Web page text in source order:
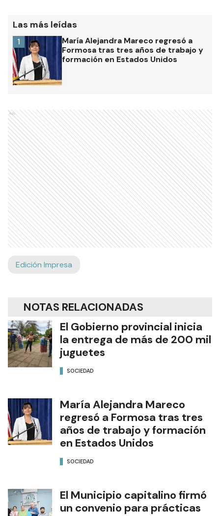
Las más leídas
María Alejandra Mareco regresó a
Formosa tras tres años de trabajo y
formación en Estados Unidos
1
Ads
Edición Impresa
NOTAS RELACIONADAS
El Gobierno provincial inicia
la entrega de más de 200 mil
juguetes
SOCIEDAD
María Alejandra Mareco
regresó a Formosa tras tres
años de trabajo y formación
en Estados Unidos
SOCIEDAD
El Municipio capitalino firmó
un convenio para prácticas